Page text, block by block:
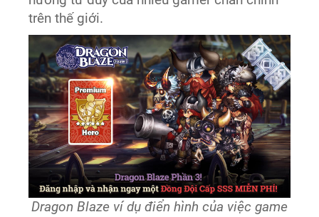
trên thế giới.
Dragon Blaze ví dụ điển hình của việc game